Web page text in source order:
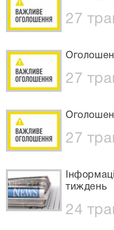
27
27
27
тиждень
24